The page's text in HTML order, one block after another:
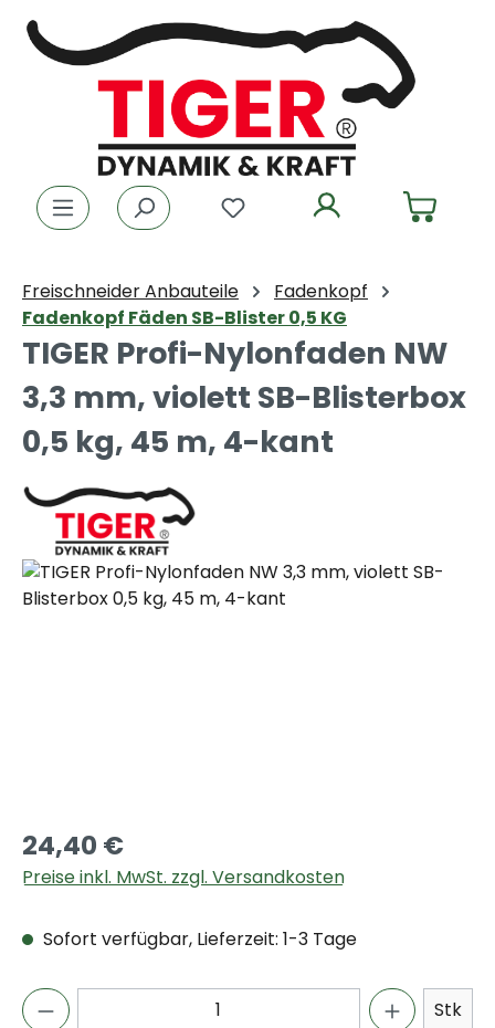
Zum Hauptinhalt springen
Du hast 0 Produkte auf
Freischneider Anbauteile
Fadenkopf
Fadenkopf Fäden SB-Blister 0,5 KG
TIGER Profi-Nylonfaden NW
3,3 mm, violett SB-Blisterbox
0,5 kg, 45 m, 4-kant
Bildergalerie überspringen
24,40 €
Preise inkl. MwSt. zzgl. Versandkosten
Sofort verfügbar, Lieferzeit: 1-3 Tage
Stk